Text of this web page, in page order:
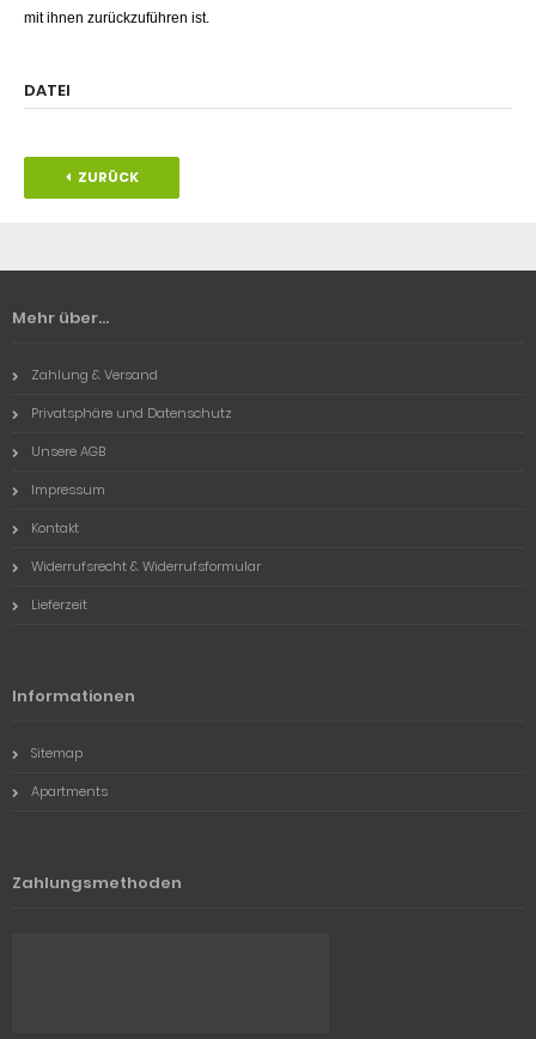
mit ihnen zurückzuführen ist.
DATEI
ZURÜCK
Mehr über...
Zahlung & Versand
Privatsphäre und Datenschutz
Unsere AGB
Impressum
Kontakt
Widerrufsrecht & Widerrufsformular
Lieferzeit
Informationen
Sitemap
Apartments
Zahlungsmethoden